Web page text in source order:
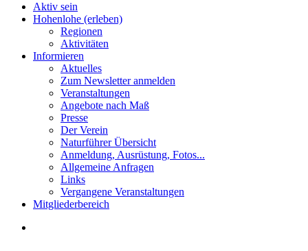
Aktiv sein
Hohenlohe (erleben)
Regionen
Aktivitäten
Informieren
Aktuelles
Zum Newsletter anmelden
Veranstaltungen
Angebote nach Maß
Presse
Der Verein
Naturführer Übersicht
Anmeldung, Ausrüstung, Fotos...
Allgemeine Anfragen
Links
Vergangene Veranstaltungen
Mitgliederbereich